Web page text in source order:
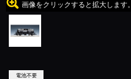
画像をクリックすると拡大します。
電池不要